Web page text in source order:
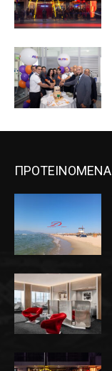
ΠΡΟΤΕΙΝΟΜΕΝΑ